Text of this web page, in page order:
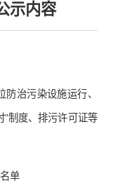
示内容
治污染设施运行、
”制度、排污许可证等
单